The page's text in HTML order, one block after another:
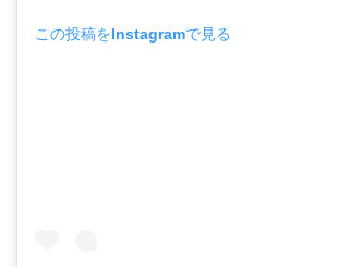
この投稿をInstagramで見る